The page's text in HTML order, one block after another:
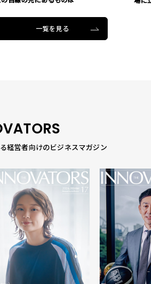
一覧を見る
経営者向けのビジネスマガジン